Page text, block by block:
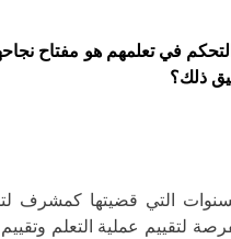
في تعلمهم هو مفتاح
ذلك؟
التي قضيتها كمشرف
لتقييم عملية التعلم